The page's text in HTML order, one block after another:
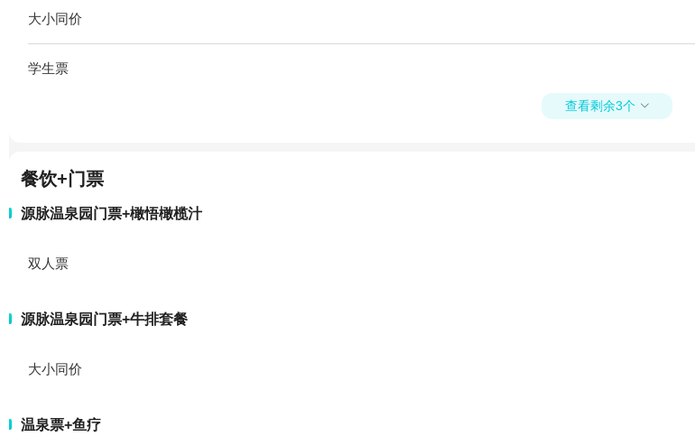
大小同价
学生票
查看剩余3个 
餐饮+门票
源脉温泉园门票+橄悟橄榄汁
双人票
源脉温泉园门票+牛排套餐
大小同价
温泉票+鱼疗